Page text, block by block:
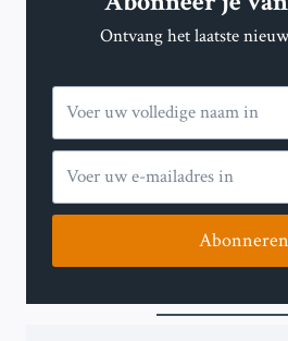
Ontvang het laatste
Abonneren